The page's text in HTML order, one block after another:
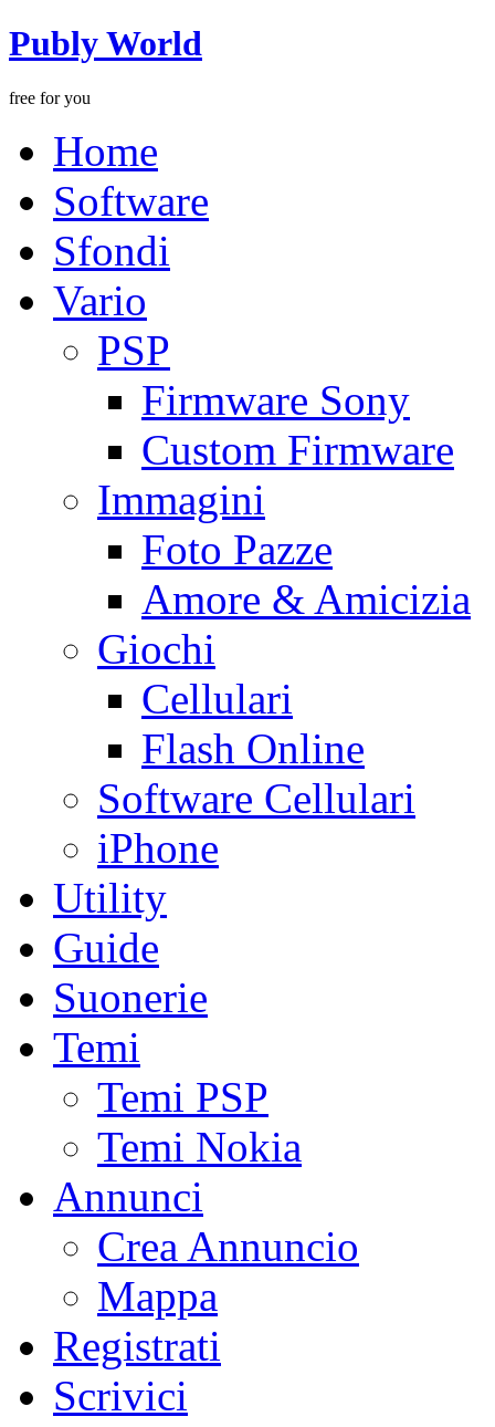
Publy World
free for you
Home
Software
Sfondi
Vario
PSP
Firmware Sony
Custom Firmware
Immagini
Foto Pazze
Amore & Amicizia
Giochi
Cellulari
Flash Online
Software Cellulari
iPhone
Utility
Guide
Suonerie
Temi
Temi PSP
Temi Nokia
Annunci
Crea Annuncio
Mappa
Registrati
Scrivici